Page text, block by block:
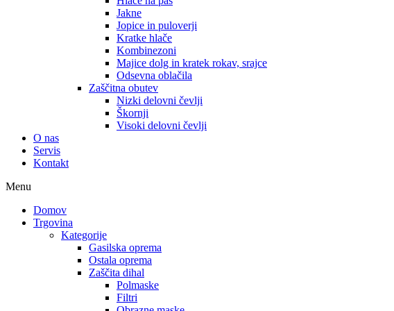
Jakne
Jopice in puloverji
Kratke hlače
Kombinezoni
Majice dolg in kratek rokav, srajce
Odsevna oblačila
Zaščitna obutev
Nizki delovni čevlji
Škornji
Visoki delovni čevlji
O nas
Servis
Kontakt
Menu
Domov
Trgovina
Kategorije
Gasilska oprema
Ostala oprema
Zaščita dihal
Polmaske
Filtri